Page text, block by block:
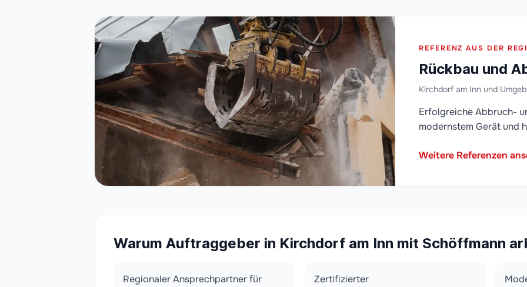
REFERENZ AUS DER
Rückbau und
Kirchdorf am Inn und
Erfolgreiche Abbruch-
modernstem Gerät und
Weitere Referenzen
Warum Auftraggeber in Kirchdorf am Inn mit Schöffmann
Regionaler Ansprechpartner für
Zertifizierter